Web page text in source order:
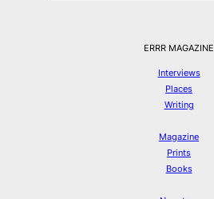
ERRR MAGAZINE
Interviews
Places
Writing
Magazine
Prints
Books